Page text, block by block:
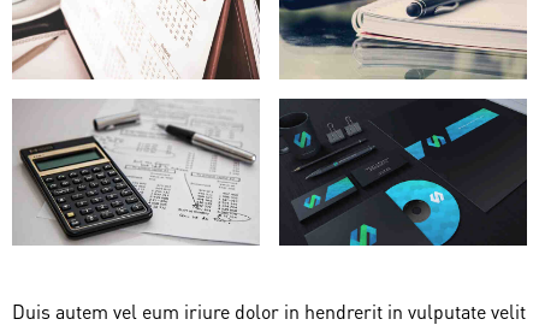
Duis autem vel eum iriure dolor in hendrerit in vulputate velit